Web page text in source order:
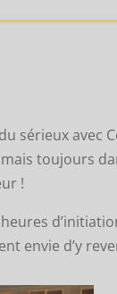
du sérieux avec
mais toujours
!
envie d’y